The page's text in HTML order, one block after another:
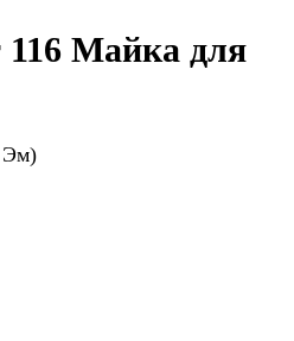
116 Майка для
Эм)